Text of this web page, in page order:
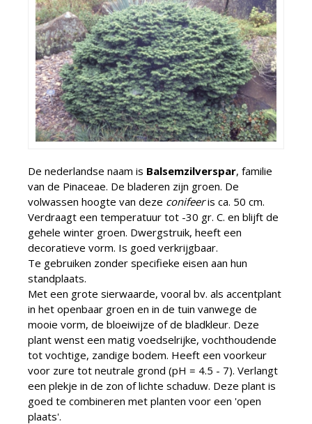
De nederlandse naam is Balsemzilverspar, familie
van de Pinaceae. De bladeren zijn groen. De
volwassen hoogte van deze conifeeris ca. 50 cm.
Verdraagt een temperatuur tot -30 gr. C. en blijft de
gehele winter groen. Dwergstruik, heeft een
decoratieve vorm. Is goed verkrijgbaar.
Te gebruiken zonder specifieke eisen aan hun
standplaats.
Met een grote sierwaarde, vooral bv. als accentplant
in het openbaar groen en in de tuin vanwege de
mooie vorm, de bloeiwijze of de bladkleur. Deze
plant wenst een matig voedselrijke, vochthoudende
tot vochtige, zandige bodem. Heeft een voorkeur
voor zure tot neutrale grond (pH = 4.5 - 7). Verlangt
een plekje in de zon of lichte schaduw. Deze plant is
goed te combineren met planten voor een 'open
plaats'.